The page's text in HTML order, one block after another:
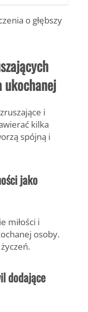
o głębszy
ukochanej
i
kilka
spójną i
jako
miłości i
osoby.
dodające